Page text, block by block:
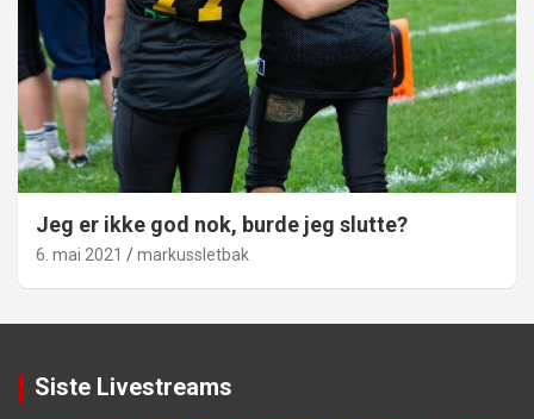
Jeg er ikke god nok, burde jeg slutte?
6. mai 2021 markussletbak
Siste Livestreams